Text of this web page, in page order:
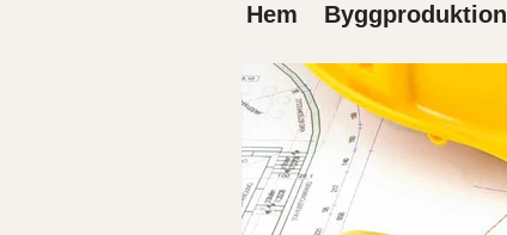
Hem Byggproduktion